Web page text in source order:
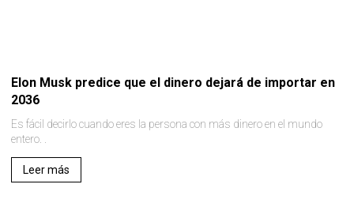
Elon Musk predice que el dinero dejará de importar en
2036
Es fácil decirlo cuando eres la persona con más dinero en el mundo
entero. .
Leer más